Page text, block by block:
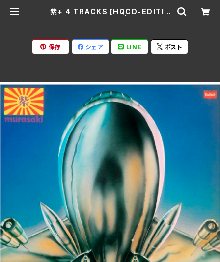
紫+ 4 TRACKS [HQCD-EDITIO
保存 シェア LINE ポスト